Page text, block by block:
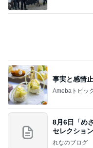
事実と感情
Amebaトピッ
8月6日「め
セレクショ
ン
れなのブログ